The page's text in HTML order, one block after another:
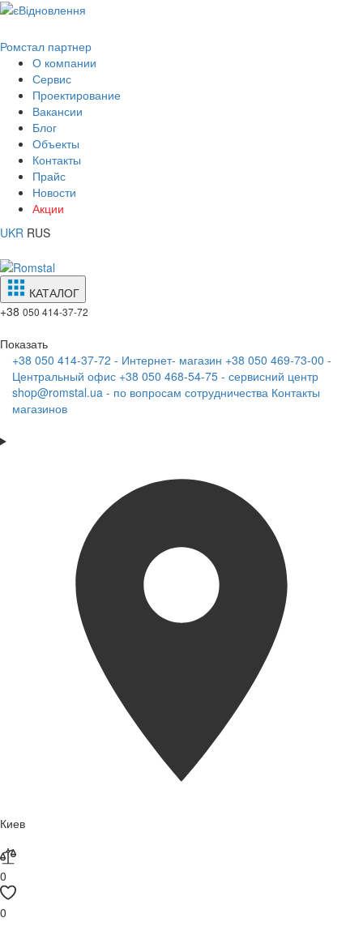
Ромстал партнер
О компании
Сервис
Проектирование
Вакансии
Блог
Объекты
Контакты
Прайс
Новости
Акции
UKR RUS
КАТАЛОГ
+38 050 414-37-72
Показать
+38 050 414-37-72 - Интернет- магазин +38 050 469-73-00 -
Центральный офис +38 050 468-54-75 - сервисний центр
shop@romstal.ua - по вопросам сотрудничества Контакты
магазинов
Киев
0
0